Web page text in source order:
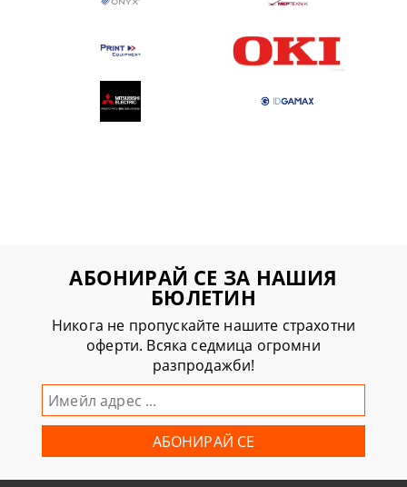
АБОНИРАЙ СЕ ЗА НАШИЯ
БЮЛЕТИН
Никога не пропускайте нашите страхотни
оферти. Всяка седмица огромни
разпродажби!